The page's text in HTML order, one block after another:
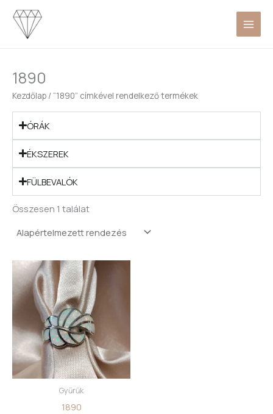
Skip
content
1890
Kezdőlap / “1890” címkével rendelkező termékek
ÓRÁK
ÉKSZEREK
FÜLBEVALÓK
Összesen 1 találat
Gyűrűk
1890